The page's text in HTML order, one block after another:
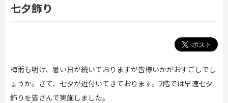
七夕飾り
梅雨も明け、暑い日が続いておりますが皆様いかがおすごしでし
ょうか。さて、七夕が近付いてきております。2階では早速七夕
飾りを皆さんで実施しました。